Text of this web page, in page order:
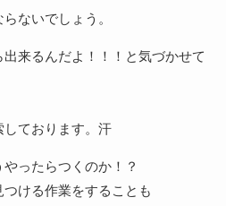
ないでしょう。
来るんだよ！！！と気づかせて
しております。汗
ったらつくのか！？
ける作業をすることも